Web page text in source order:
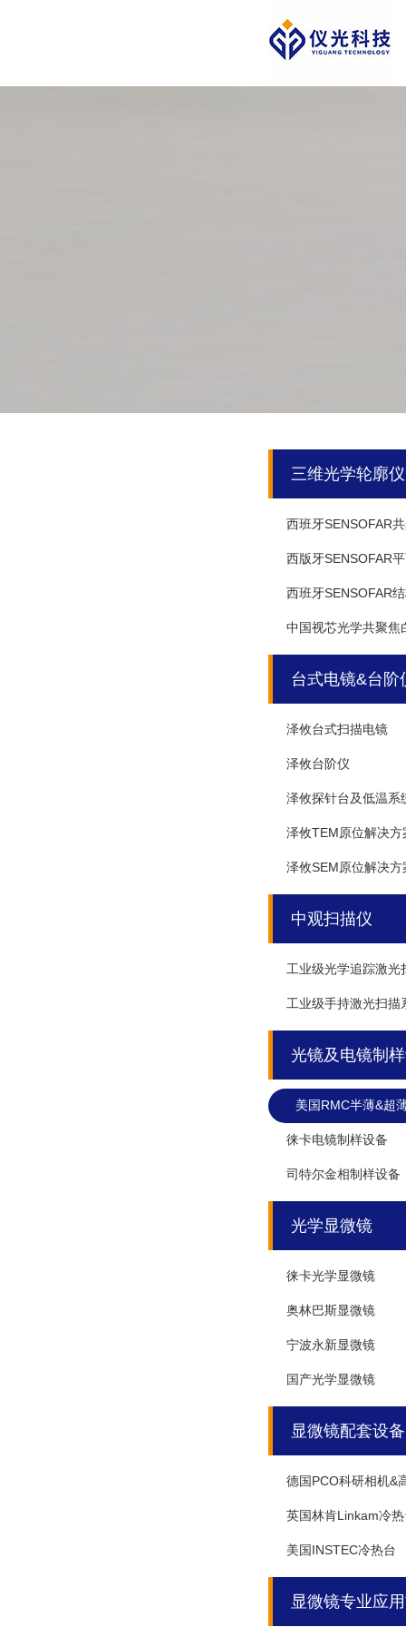
三维光学轮廓仪
西班牙SENSOFAR
西版牙SENSOFAR
西班牙SENSOFAR
中国视芯光学共聚焦
台式电镜&台阶
泽攸台式扫描电镜
泽攸台阶仪
泽攸探针台及低温系
泽攸TEM原位解决方
泽攸SEM原位解决方
中观扫描仪
工业级光学追踪激光
工业级手持激光扫描
光镜及电镜制
美国RMC半薄&超
徕卡电镜制样设备
司特尔金相制样设备
光学显微镜
徕卡光学显微镜
奥林巴斯显微镜
宁波永新显微镜
国产光学显微镜
显微镜配套设备
德国PCO科研相机&
英国林肯Linkam冷
美国INSTEC冷热台
显微镜专业应